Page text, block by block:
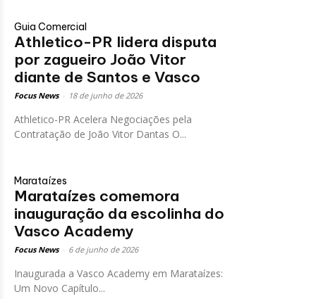
Guia Comercial
Athletico-PR lidera disputa
por zagueiro João Vitor
diante de Santos e Vasco
Focus News 18 de junho de 2026
Athletico-PR Acelera Negociações pela
Contratação de João Vitor Dantas O...
Marataízes
Marataízes comemora
inauguração da escolinha do
Vasco Academy
Focus News 6 de junho de 2026
Inaugurada a Vasco Academy em Marataízes:
Um Novo Capítulo...